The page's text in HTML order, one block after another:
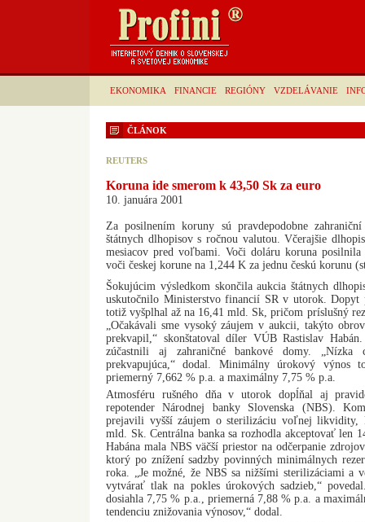
EKONOMIKA FINANCIE REGIÓNY VZDELÁVANIE
ČLÁNOK
REUTERS
Koruna ide smerom k 43,50 Sk za euro
10. januára 2001
Za posilnením koruny sú pravdepodobne
štátnych dlhopisov s ročnou valutou. Včerajšie
mesiacov pred voľbami. Voči doláru koruna
voči českej korune na 1,244 K za jednu českú korunu
Šokujúcim výsledkom skončila aukcia štátnych
uskutočnilo Ministerstvo financií SR v utorok. Dopyt
totiž vyšplhal až na 16,41 mld. Sk, pričom príslušný
„Očakávali sme vysoký záujem v aukcii, takýto
prekvapil,“ skonštatoval díler VÚB Rastislav
zúčastnili aj zahraničné bankové domy. „Nízka
prekvapujúca,“ dodal. Minimálny úrokový
priemerný 7,662 % p.a. a maximálny 7,75 % p.a.
Atmosféru rušného dňa v utorok dopĺňal aj
repotender Národnej banky Slovenska (NBS).
prejavili vyšší záujem o sterilizáciu voľnej likvidity,
mld. Sk. Centrálna banka sa rozhodla akceptovať len
Habána mala NBS väčší priestor na odčerpanie
ktorý po znížení sadzby povinných minimálnych
roka. „Je možné, že NBS sa nižšími sterilizáciami a
vytvárať tlak na pokles úrokových sadzieb,“
dosiahla 7,75 % p.a., priemerná 7,88 % p.a. a
tendenciu znižovania výnosov,“ dodal.